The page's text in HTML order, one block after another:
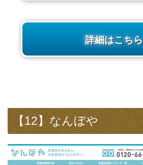
詳細はこちら
【12】なんぼや